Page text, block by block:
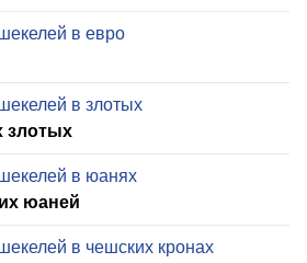
в евро
в злотых
злотых
в юанях
юаней
в чешских кронах